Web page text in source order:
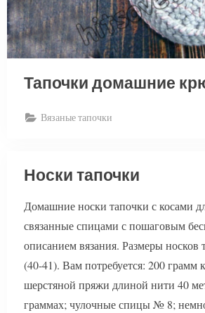
Тапочки домашние
Вязаные тапочки
Носки тапочки
Домашние носки тапочки с косами
связанные спицами с пошаговым
описанием вязания. Размеры носков
(40-41). Вам потребуется: 200 грамм
шерстяной пряжи длиной нити 40
граммах; чулочные спицы № 8;